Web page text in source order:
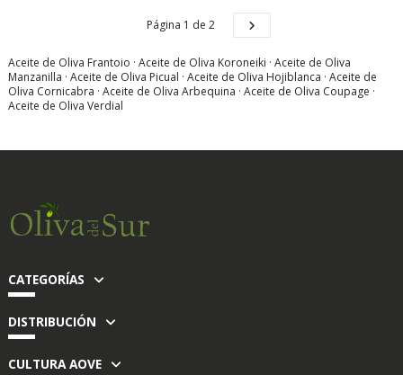
Página 1 de 2
Aceite de Oliva Frantoio · Aceite de Oliva Koroneiki · Aceite de Oliva
Manzanilla · Aceite de Oliva Picual · Aceite de Oliva Hojiblanca · Aceite de
Oliva Cornicabra · Aceite de Oliva Arbequina · Aceite de Oliva Coupage ·
Aceite de Oliva Verdial
CATEGORÍAS
DISTRIBUCIÓN
CULTURA AOVE